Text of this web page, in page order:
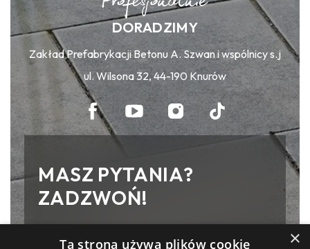
MASZ PYTANIA?
ZADZWOŃ!
DORADZIMY
Zakład Prefabrykacji Betonu A. Szwan i wspólnicy s.j
ul. Wilsona 32, 44-190 Knurów
×
Ta strona używa plików cookie